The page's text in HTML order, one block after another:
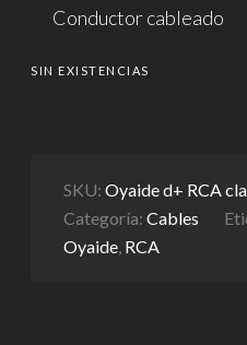
Conductor cableado
SIN EXISTENCIAS
SKU:Oyaide d+ RCA
Categoría:Cables
Oyaide, RCA